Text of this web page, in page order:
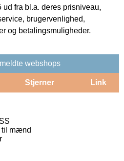
ud fra bl.a. deres prisniveau,
brugervenlighed,
og betalingsmuligheder.
webshops
Stjerner Link
til mænd